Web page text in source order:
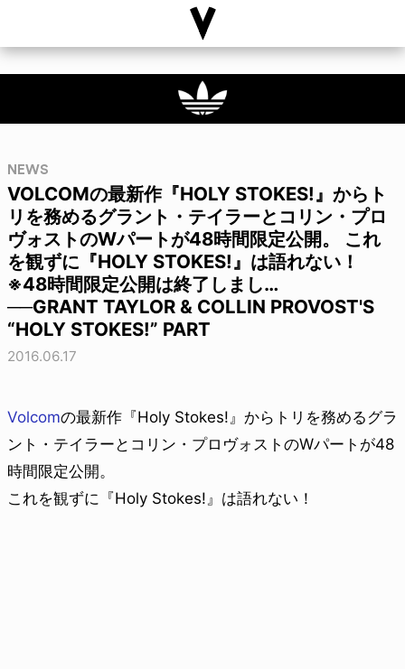
NEWS
VOLCOMの最新作『HOLY STOKES!』からト
リを務めるグラント・テイラーとコリン・プロ
ヴォストのWパートが48時間限定公開。 これ
を観ずに『HOLY STOKES!』は語れない！
※48時間限定公開は終了しまし…
──GRANT TAYLOR & COLLIN PROVOST'S
“HOLY STOKES!” PART
2016.06.17
Volcomの最新作『Holy Stokes!』からトリを務めるグラ
ント・テイラーとコリン・プロヴォストのWパートが48
時間限定公開。
これを観ずに『Holy Stokes!』は語れない！